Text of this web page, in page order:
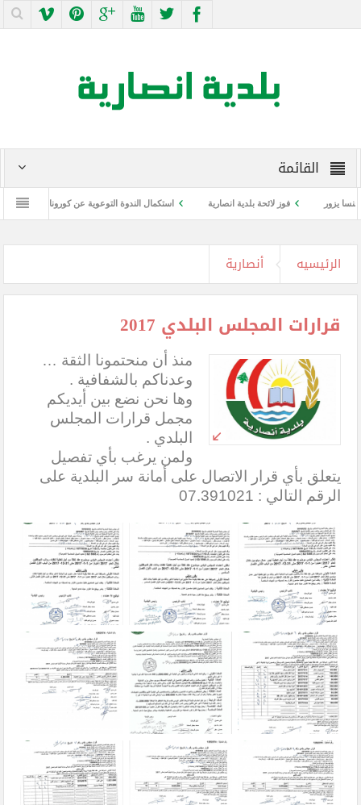
القائمة
فوز لائحة بلدية انصارية استكمال الندوة التوعوية عن كورونا واللقاح ندوة
الرئيسيه أنصارية
قرارات المجلس البلدي 2017
منذ أن منحتمونا الثقة …
وعدناكم بالشفافية .
وها نحن نضع بين أيديكم
مجمل قرارات المجلس
البلدي .
ولمن يرغب بأي تفصيل
يتعلق بأي قرار الاتصال على أمانة سر البلدية على
الرقم التالي : 07.391021